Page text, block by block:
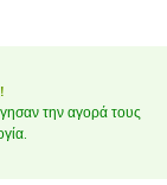
την αγορά τους